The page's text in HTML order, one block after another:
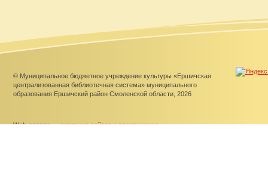
© Муниципальное бюджетное учреждение культуры «Ершичская
централизованная библиотечная система» муниципального
образования Ершичский район Смоленской области, 2026
Web-canape —создание сайтовипродвижение